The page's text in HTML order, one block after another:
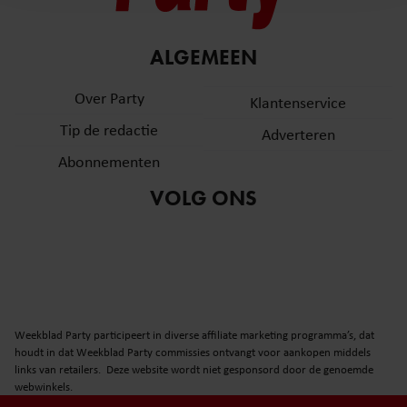
en om ons websiteverkeer te analyseren. Ook delen we
informatie over uw gebruik van onze site met onze
partners voor social media, adverteren en analyse. Deze
informatie die u aan ze heeft verstrekt of die ze hebben
gaat akkoord met onze cookies als u onze website blijft
gebruiken.
ALGEMEEN
Over Party
Tip de redactie
Abonnementen
Klantenservice
Adverteren
VOLG ONS
Weekblad Party participeert in diverse affiliate marketing programma’s, dat
houdt in dat Weekblad Party commissies ontvangt voor aankopen middels
links van retailers. Deze website wordt niet gesponsord door de genoemde
webwinkels.